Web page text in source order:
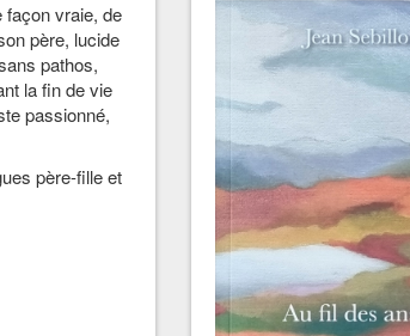
façon vraie, de
père, lucide
pathos,
la fin de vie
passionné,
père-fille et